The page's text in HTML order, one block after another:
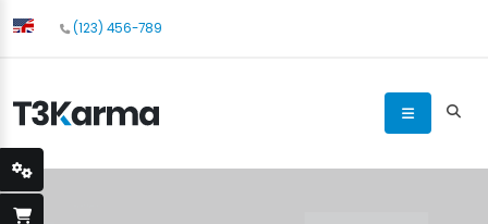
(123) 456-789